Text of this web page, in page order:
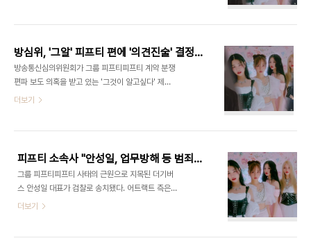
계를 제공한다. 'Cupid-Twin-ver.'는 2023년 2
사안에 대해 공평하게 담으려 노력했으나 제작에 있
어 섬세함이 부족했다. 멤버들 편지로 감정적인 보도
를 한 게 시청자 마음을 상하게 했다. 다시는 이런 일
이 없도록 하겠다"고 밝혔다. 당시 '그것이 알고싶
다'는 피프티피프티 멤버들이 어트랙트를 상대로 전
두고 편성된 바 있다. 이에 방심위 측은 "'그알' 방송
냐..
방심위, '그알' 피프티 편에 '의견진술' 결정 중징계
방송통신심의위원회가 그룹 피프티피프티 계약 분쟁
편파 보도 의혹을 받고 있는 '그것이 알고싶다' 제작
진에게 중징계를 내렸다. 방심위 방송심의소위원회
자 대역 재연을 고지하지 않아 시청자가 실제 인물로
오인할 수 있게 하고, 대중문화 산업을 카지노 테이블
과 칩으로, 소속사와 제작자를 도박꾼으로 비유해 명
예를 훼손했으며, 사건과 무관한 타 가수를 언급해 이
들의 명예를 실추시켰다는 이유로 민원이 제기된 바
일었던 내용이다. 관계자를 직접 불러 진술을 들을 필
더보기
피프티 소속사 "안성일, 업무방해 등 범죄혐의 인정돼 검찰 송치"
그룹 피프티피프티 사태의 근원으로 지목된 더기버
스 안성일 대표가 검찰로 송치됐다. 어트랙트 측은
16일 "최근 서울 강남경찰서로부터 '안성일을 업무
더보기